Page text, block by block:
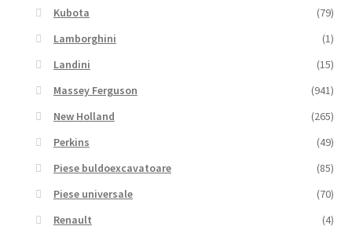
Kubota
(79)
Lamborghini
(1)
Landini
(15)
Massey Ferguson
(941)
New Holland
(265)
Perkins
(49)
Piese buldoexcavatoare
(85)
Piese universale
(70)
Renault
(4)